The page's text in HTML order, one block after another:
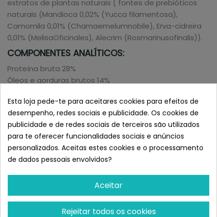
extratos de plantas naturais ( fontes de prebióticos
naturais (Mandioca 0,02% (Yucca filamentosa),
Camomila 0,01% (Chamaemelumnobile), Erva-cidreira
0,01% (MelisaOficinales), Alecrim (Rosmarinusofinalis)).
COMPONENTES ANALÍTICOS:
Proteína bruta 28%
Óleos e gorduras brutos 14%
Matéria inorgânica 7,9%
Umidade 10%
ADITIVOS:
Aditivos nutricionais/kg: Oligoelementos: Ferro 180 mg
(como carbonato ferroso), Iodo 1,8 mg (como iodeto
de potássio), Cobre 11 mg (como sulfato cúprico
pentahidratado), Manganês 40 mg (como óxido de
manganoso), Zinco 150 mg (como óxido de zinco),
selênio 0,33 mg (como selenito de sódio). Aditivos
Esta loja pede-te para aceitares cookies para efeitos de
desempenho, redes sociais e publicidade. Os cookies de
publicidade e de redes sociais de terceiros são utilizados
para te oferecer funcionalidades sociais e anúncios
personalizados. Aceitas estes cookies e o processamento
de dados pessoais envolvidos?
Aceitar
Rejeitar todos os cookies